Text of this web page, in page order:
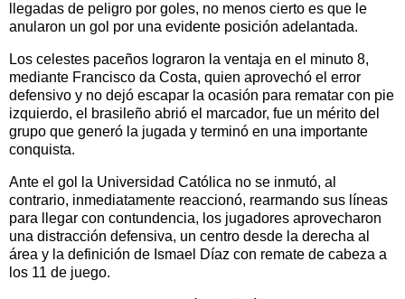
llegadas de peligro por goles, no menos cierto es que le
anularon un gol por una evidente posición adelantada.
Los celestes paceños lograron la ventaja en el minuto 8,
mediante Francisco da Costa, quien aprovechó el error
defensivo y no dejó escapar la ocasión para rematar con pie
izquierdo, el brasileño abrió el marcador, fue un mérito del
grupo que generó la jugada y terminó en una importante
conquista.
Ante el gol la Universidad Católica no se inmutó, al
contrario, inmediatamente reaccionó, rearmando sus líneas
para llegar con contundencia, los jugadores aprovecharon
una distracción defensiva, un centro desde la derecha al
área y la definición de Ismael Díaz con remate de cabeza a
los 11 de juego.